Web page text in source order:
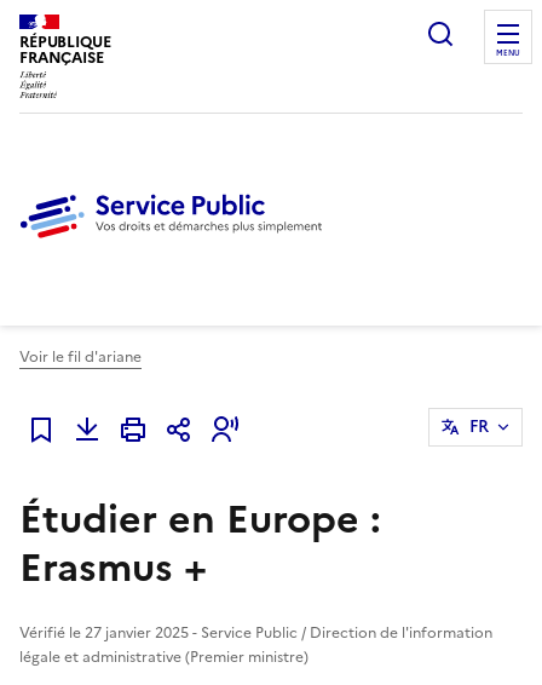
RÉPUBLIQUE
FRANÇAISE
Ouvrir
MENU
Voir le fil d'ariane
Ajouter à mes favoris
FR
Étudier en Europe :
Erasmus +
Vérifié le 27 janvier 2025 - Service Public / Direction de l'information
légale et administrative (Premier ministre)